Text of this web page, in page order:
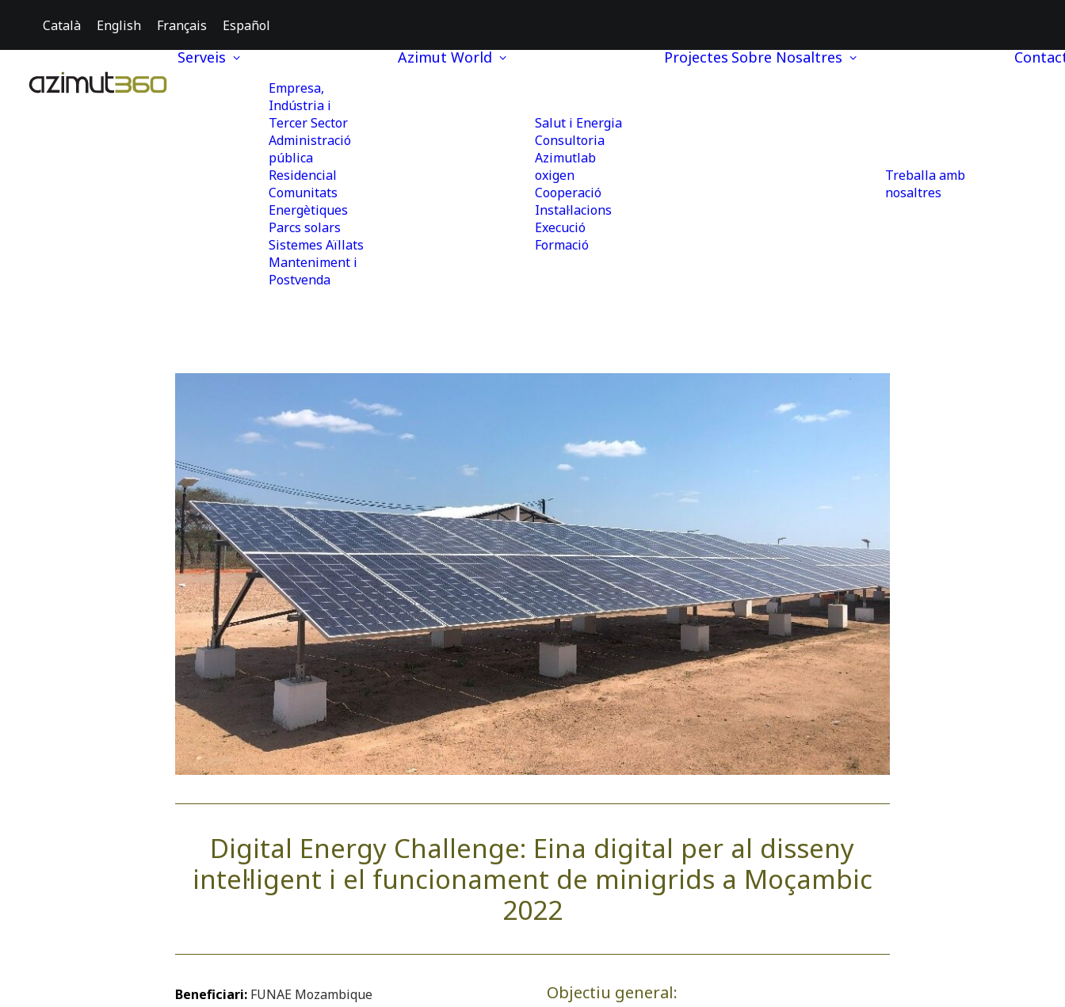
Català English Français Español
Serveis
Empresa,
Indústria i
Tercer Sector
Administració
pública
Residencial
Comunitats
Energètiques
Parcs solars
Sistemes Aïllats
Manteniment i
Postvenda
Azimut World
Salut i Energia
Consultoria
Azimutlab
oxigen
Cooperació
Instal·lacions
Execució
Formació
Projectes Sobre Nosaltres
Treballa amb
nosaltres
Digital Energy Challenge: Eina digital per al disseny
intel·ligent i el funcionament de minigrids a Moçambic
2022
Beneficiari: FUNAE Mozambique
Objectiu general: